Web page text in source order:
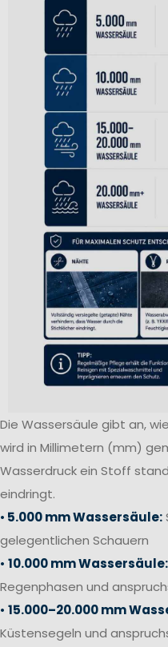
Die Wassersäule gibt an,
wird in Millimetern (mm)
Wasserdruck ein Stoff
eindringt.
• 5.000 mm Wassersäule:
gelegentlichen Schauern
• 10.000 mm Wassersäule:
Regenphasen und
• 15.000–20.000 mm
Küstensegeln und